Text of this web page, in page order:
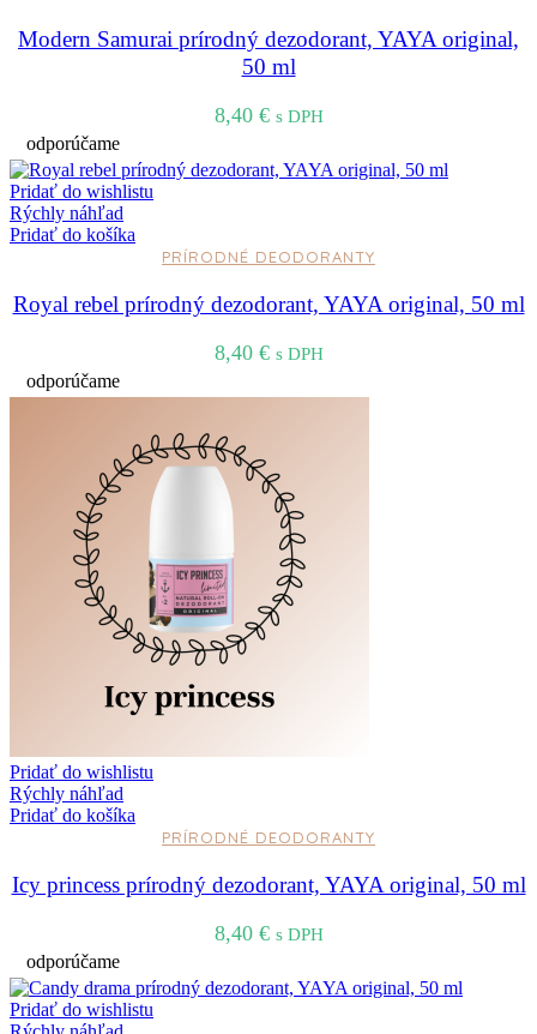
Modern Samurai prírodný dezodorant, YAYA original,
50 ml
8,40 € s DPH
odporúčame
Pridať do wishlistu
Rýchly náhľad
Pridať do košíka
PRÍRODNÉ DEODORANTY
Royal rebel prírodný dezodorant, YAYA original, 50 ml
8,40 € s DPH
odporúčame
Pridať do wishlistu
Rýchly náhľad
Pridať do košíka
PRÍRODNÉ DEODORANTY
Icy princess prírodný dezodorant, YAYA original, 50 ml
8,40 € s DPH
odporúčame
Pridať do wishlistu